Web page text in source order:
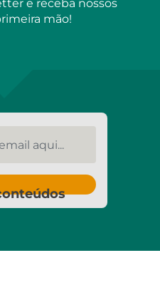
e receba nossos
mão!